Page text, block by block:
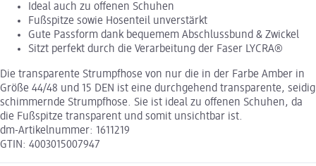
Ideal auch zu offenen Schuhen
Fußspitze sowie Hosenteil unverstärkt
Gute Passform dank bequemem Abschlussbund & Zwickel
Sitzt perfekt durch die Verarbeitung der Faser LYCRA®
Die transparente Strumpfhose von nur die in der Farbe Amber in
Größe 44/48 und 15 DEN ist eine durchgehend transparente, seidig
schimmernde Strumpfhose. Sie ist ideal zu offenen Schuhen, da
die Fußspitze transparent und somit unsichtbar ist.
dm-Artikelnummer: 1611219
GTIN: 4003015007947